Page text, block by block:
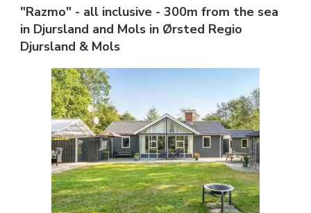
"Razmo" - all inclusive - 300m from the sea
in Djursland and Mols in Ørsted Regio
Djursland & Mols